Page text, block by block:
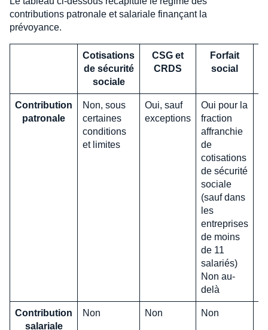
contributions patronale et salariale finançant la
prévoyance.
Cotisations
de sécurité
sociale
CSG et
CRDS
Forfait
social
Contribution
patronale
Non, sous
certaines
conditions
et limites
Oui, sauf
exceptions
Oui pour la
fraction
affranchie
de
cotisations
de sécurité
sociale
(sauf dans
les
entreprises
de moins
de 11
salariés)
Non au-
delà
Contribution
salariale
Non Non Non